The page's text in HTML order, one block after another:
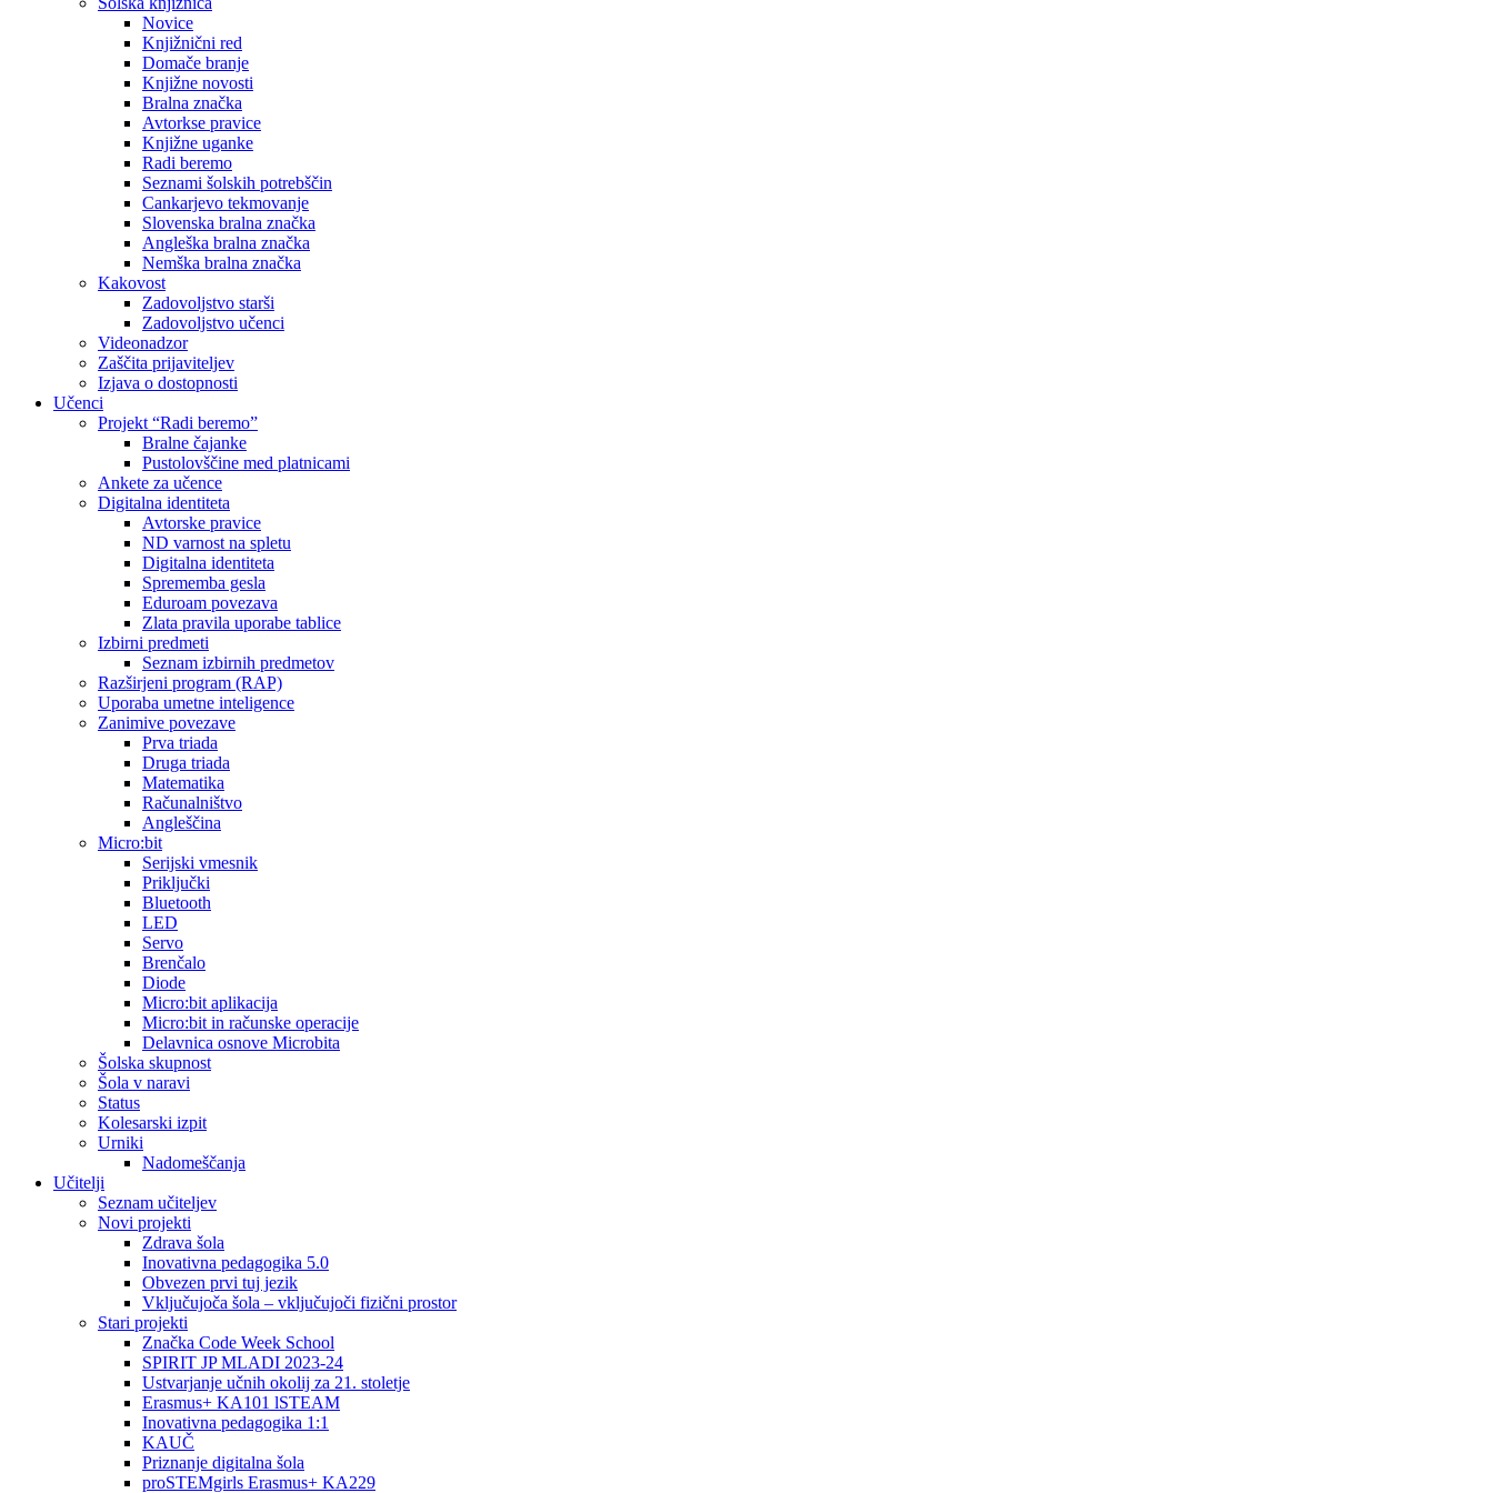
Novice
Knjižnični red
Domače branje
Knjižne novosti
Bralna značka
Avtorkse pravice
Knjižne uganke
Radi beremo
Seznami šolskih potrebščin
Cankarjevo tekmovanje
Slovenska bralna značka
Angleška bralna značka
Nemška bralna značka
Kakovost
Zadovoljstvo starši
Zadovoljstvo učenci
Videonadzor
Zaščita prijaviteljev
Izjava o dostopnosti
Učenci
Projekt “Radi beremo”
Bralne čajanke
Pustolovščine med platnicami
Ankete za učence
Digitalna identiteta
Avtorske pravice
ND varnost na spletu
Digitalna identiteta
Sprememba gesla
Eduroam povezava
Zlata pravila uporabe tablice
Izbirni predmeti
Seznam izbirnih predmetov
Razširjeni program (RAP)
Uporaba umetne inteligence
Zanimive povezave
Prva triada
Druga triada
Matematika
Računalništvo
Angleščina
Micro:bit
Serijski vmesnik
Priključki
Bluetooth
LED
Servo
Brenčalo
Diode
Micro:bit aplikacija
Micro:bit in računske operacije
Delavnica osnove Microbita
Šolska skupnost
Šola v naravi
Status
Kolesarski izpit
Urniki
Nadomeščanja
Učitelji
Seznam učiteljev
Novi projekti
Zdrava šola
Inovativna pedagogika 5.0
Obvezen prvi tuj jezik
Vključujoča šola – vključujoči fizični prostor
Stari projekti
Značka Code Week School
SPIRIT JP MLADI 2023-24
Ustvarjanje učnih okolij za 21. stoletje
Erasmus+ KA101 lSTEAM
Inovativna pedagogika 1:1
KAUČ
Priznanje digitalna šola
proSTEMgirls Erasmus+ KA229